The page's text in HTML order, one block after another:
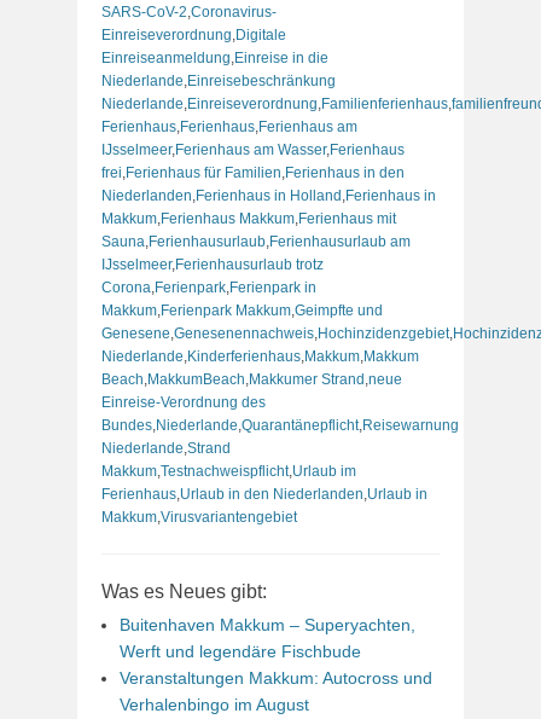
SARS-CoV-2 Coronavirus-
Einreiseverordnung Digitale
Einreiseanmeldung Einreise in die
Niederlande Einreisebeschränkung
Niederlande Einreiseverordnung Familienferienhaus
Ferienhaus Ferienhaus Ferienhaus am
IJsselmeer, Ferienhaus am Wasser, Ferienhaus
frei Ferienhaus für Familien Ferienhaus in den
Niederlanden Ferienhaus in Holland Ferienhaus in
Makkum Ferienhaus Makkum Ferienhaus mit
Sauna Ferienhausurlaub Ferienhausurlaub am
IJsselmeer, Ferienhausurlaub trotz
Corona Ferienpark Ferienpark in
Makkum Ferienpark Makkum Geimpfte und
Genesene Genesenennachweis Hochinzidenzgebiet,
Niederlande Kinderferienhaus Makkum Makkum
Beach MakkumBeach Makkumer Strand neue
Einreise-Verordnung des
Bundes Niederlande Quarantänepflicht, Reisewarnung
Niederlande Strand
Makkum Testnachweispflicht, Urlaub im
Ferienhaus Urlaub in den Niederlanden Urlaub in
Makkum Virusvariantengebiet
Was es Neues gibt:
Buitenhaven Makkum – Superyachten,
Werft und legendäre Fischbude
Veranstaltungen Makkum: Autocross und
Verhalenbingo im August